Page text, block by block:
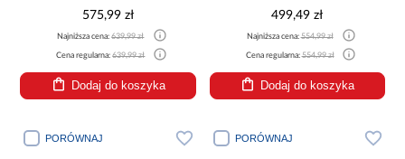
575,99 zł
Najniższa cena:639,99 zł
Cena regularna:639,99 zł
Dodaj do koszyka
499,49 zł
Najniższa cena:554,99 zł
Cena regularna:554,99 zł
Dodaj do koszyka
PORÓWNAJ PORÓWNAJ